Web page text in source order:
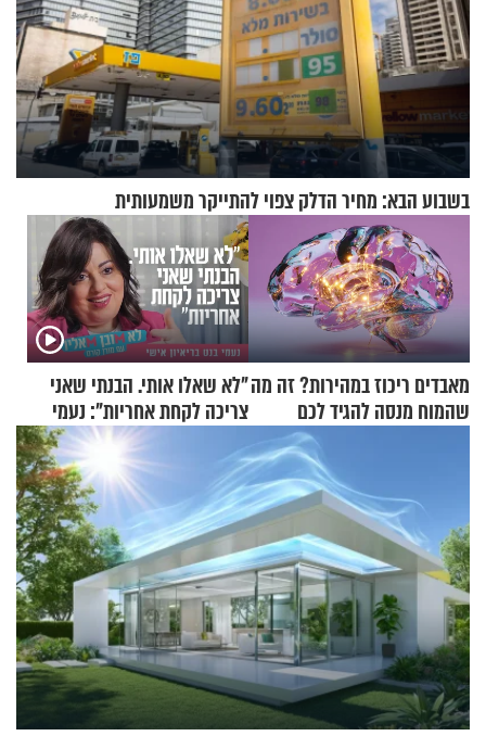
בשבוע הבא: מחיר הדלק צפוי להתייקר משמעותית
מאבדים ריכוז במהירות? זה מה
שהמוח מנסה להגיד לכם
"לא שאלו אותי. הבנתי שאני
צריכה לקחת אחריות": נעמי
בנט בריאיון אישי